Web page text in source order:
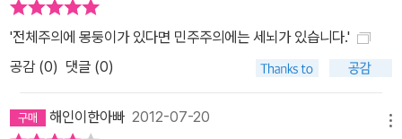
'전체주의에 몽둥이가 있다면 민주주의에는 세뇌가 있습니다.'
공감 (0) 댓글 (0)
해인이한아빠 2012-07-20